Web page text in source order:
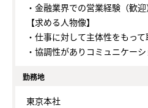
・金融業界での営業経験（歓迎
【求める人物像】
・仕事に対して主体性をもっ
・協調性がありコミュニケー
勤務地
東京本社